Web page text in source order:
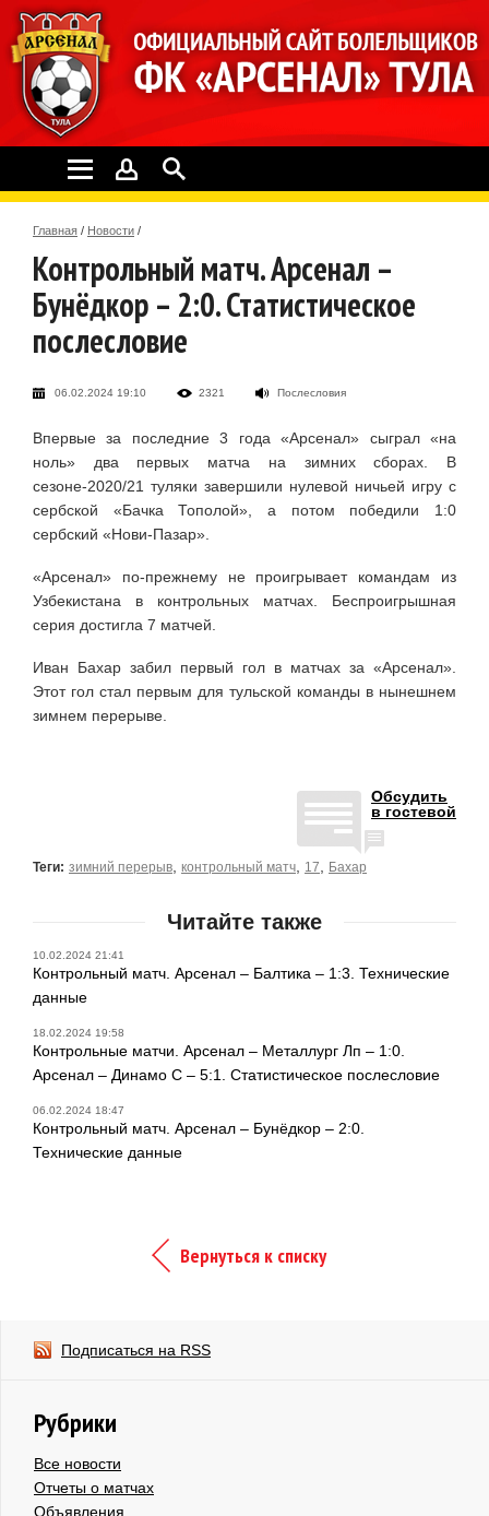
Главная / Новости /
Контрольный матч. Арсенал –
Бунёдкор – 2:0. Статистическое
послесловие
06.02.2024 19:10 2321 Послесловия
Впервые за последние 3 года «Арсенал» сыграл «на
ноль» два первых матча на зимних сборах. В
сезоне-2020/21 туляки завершили нулевой ничьей игру с
сербской «Бачка Тополой», а потом победили 1:0
сербский «Нови-Пазар».
«Арсенал» по-прежнему не проигрывает командам из
Узбекистана в контрольных матчах. Беспроигрышная
серия достигла 7 матчей.
Иван Бахар забил первый гол в матчах за «Арсенал».
Этот гол стал первым для тульской команды в нынешнем
зимнем перерыве.
Обсудить
в гостевой
Теги: зимний перерыв контрольный матч 17 Бахар
Читайте также
10.02.2024 21:41
Контрольный матч. Арсенал – Балтика – 1:3. Технические
данные
18.02.2024 19:58
Контрольные матчи. Арсенал – Металлург Лп – 1:0.
Арсенал – Динамо С – 5:1. Статистическое послесловие
06.02.2024 18:47
Контрольный матч. Арсенал – Бунёдкор – 2:0.
Технические данные
Вернуться к списку
Подписаться на RSS
Рубрики
Все новости
Отчеты о матчах
Объявления